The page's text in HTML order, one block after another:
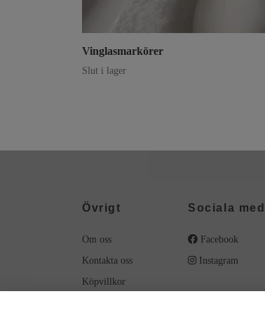
Vinglasmarkörer
Slut i lager
Övrigt
Om oss
Kontakta oss
Köpvillkor
Sociala
Facebook
Instagram